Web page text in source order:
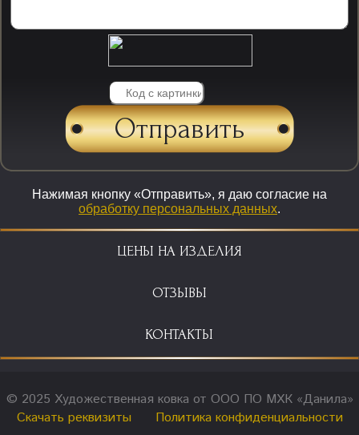
Нажимая кнопку «Отправить», я даю согласие на
обработку персональных данных.
ЦЕНЫ НА ИЗДЕЛИЯ
ОТЗЫВЫ
КОНТАКТЫ
© 2025 Художественная ковка от ООО ПО МХК «Данила»
Скачать реквизиты
Политика конфиденциальности